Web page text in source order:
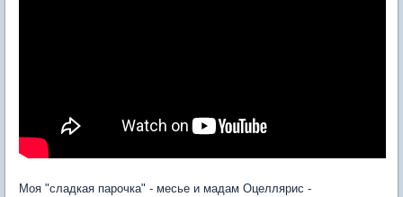
Моя "сладкая парочка" - месье и мадам Оцеллярис -